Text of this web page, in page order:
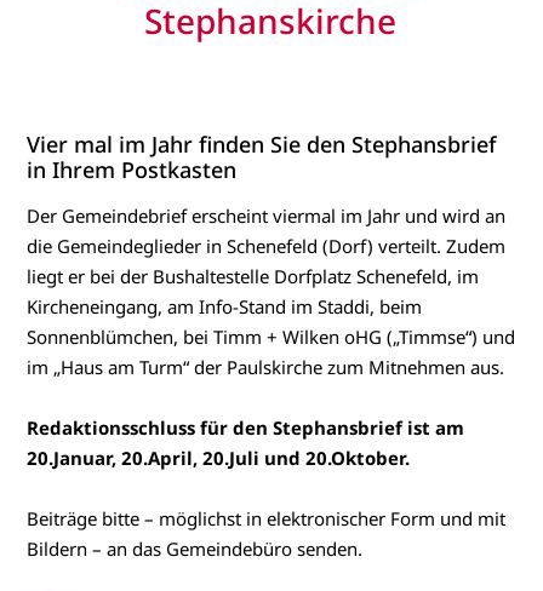
Stephanskirche
Vier mal im Jahr finden Sie den Stephansbrief
in Ihrem Postkasten
Der Gemeindebrief erscheint viermal im Jahr und wird an
die Gemeindeglieder in Schenefeld (Dorf) verteilt. Zudem
liegt er bei der Bushaltestelle Dorfplatz Schenefeld, im
Kircheneingang, am Info-Stand im Staddi, beim
Sonnenblümchen, bei Timm + Wilken oHG („Timmse“) und
im „Haus am Turm“ der Paulskirche zum Mitnehmen aus.
Redaktionsschluss für den Stephansbrief ist am
20.Januar, 20.April, 20.Juli und 20.Oktober.
Beiträge bitte – möglichst in elektronischer Form und mit
Bildern – an das Gemeindebüro senden.